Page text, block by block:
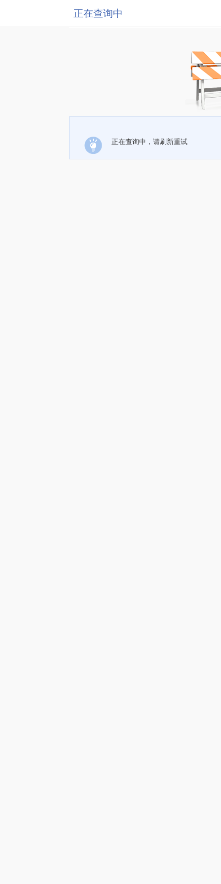
正在查询中
正在查询中，请刷新重试